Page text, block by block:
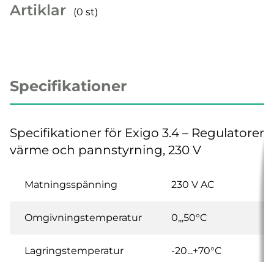
Artiklar (0 st)
Specifikationer
Specifikationer för Exigo 3.4 – Regulatorer
värme och pannstyrning, 230 V
Matningsspänning 230 V AC
Omgivningstemperatur 0,,,50°C
Lagringstemperatur -20...+70°C